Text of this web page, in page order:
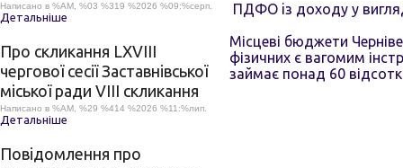
Написано в %AM, %03 %319 %2026 %09:%серп.
Детальніше
Про скликання LХVІІІ
чергової сесії Заставнівської
міської ради VIII скликання
Написано в %AM, %29 %414 %2026 %11:%лип.
Детальніше
Повідомлення про
ПДФО iз доходу у
Місцеві бюджети
фізичних є вагомим
займає понад 60